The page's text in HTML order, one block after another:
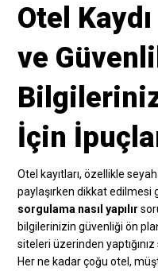
Otel
ve
İçin
Otel kayıtları, özellikle
paylaşırken dikkat edilmesi
sorgulama nasıl yapılır
bilgilerinizin güvenliği ön
siteleri üzerinden
Her ne kadar çoğu otel,